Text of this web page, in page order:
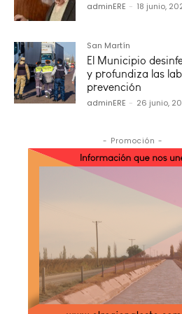
adminERE - 18 junio,
San Martín
El Municipio
y profundiza las
prevención
adminERE - 26 junio,
- Promoción -